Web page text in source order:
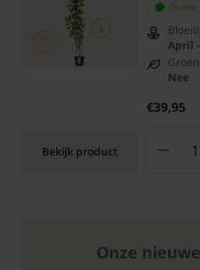
Bekijk product
Online
April
Nee
€39,95
Onze